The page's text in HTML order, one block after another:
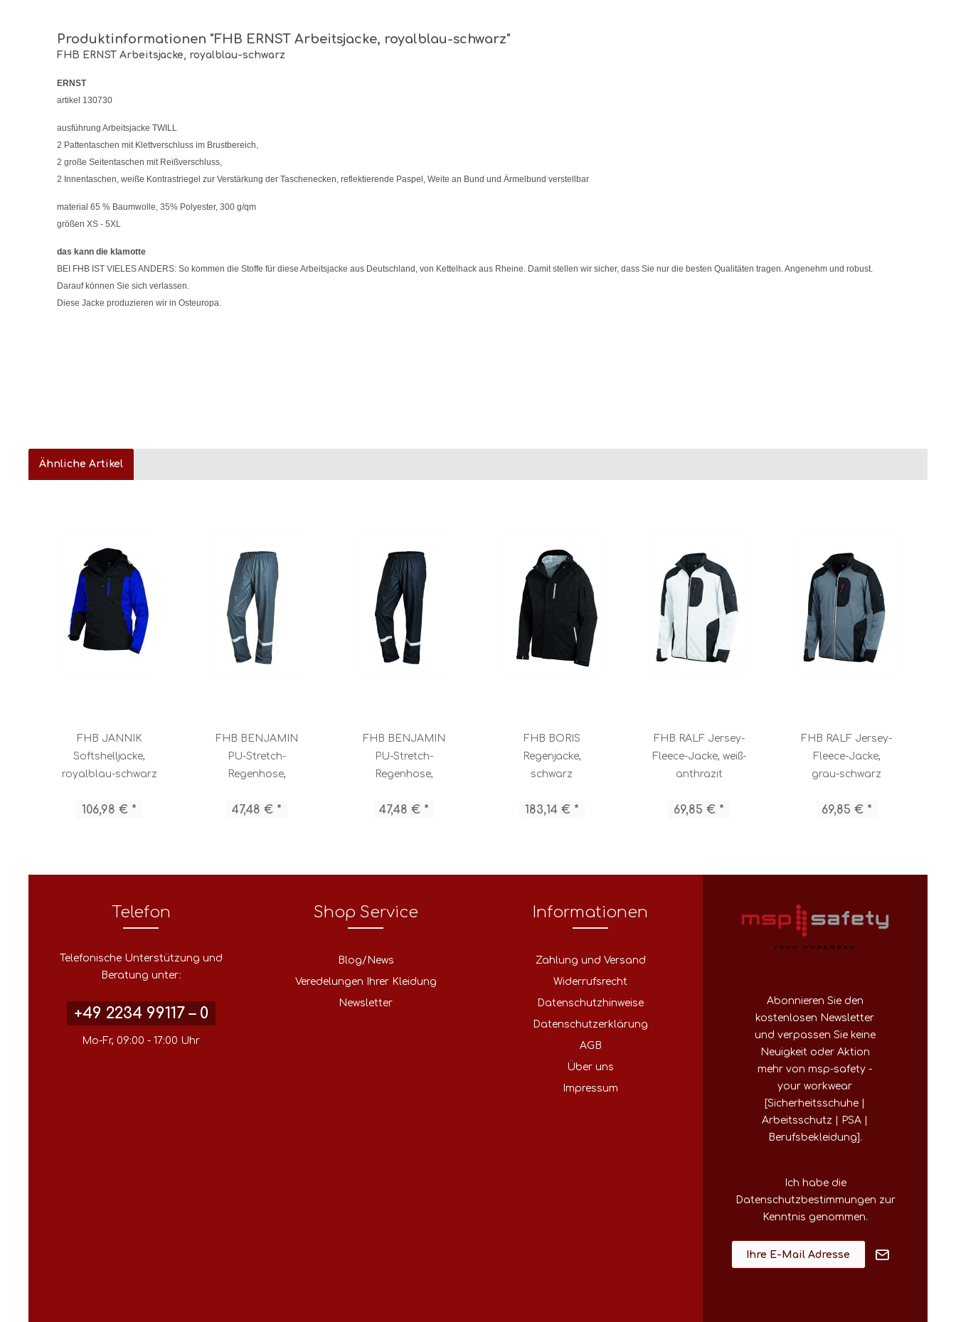
Produktinformationen "FHB ERNST Arbeitsjacke, royalblau-schwarz"
FHB ERNST Arbeitsjacke, royalblau-schwarz
ERNST
artikel 130730
ausführung Arbeitsjacke TWILL
2 Pattentaschen mit Klettverschluss im Brustbereich,
2 große Seitentaschen mit Reißverschluss,
2 Innentaschen, weiße Kontrastriegel zur Verstärkung der Taschenecken, reflektierende Paspel, Weite an Bund und Ärmelbund verstellbar
material 65 % Baumwolle, 35% Polyester, 300 g/qm
größen XS - 5XL
das kann die klamotte
BEI FHB IST VIELES ANDERS: So kommen die Stoffe für diese Arbeitsjacke aus Deutschland, von Kettelhack aus Rheine. Damit stellen wir sicher, dass Sie nur die besten Qualitäten tragen. Angenehm und robust.
Darauf können Sie sich verlassen.
Diese Jacke produzieren wir in Osteuropa.
Ähnliche Artikel
FHB JANNIK
Softshelljacke,
royalblau-schwarz
106,98 € *
FHB BENJAMIN
PU-Stretch-
Regenhose,
47,48 € *
FHB BENJAMIN
PU-Stretch-
Regenhose,
47,48 € *
FHB BORIS
Regenjacke,
schwarz
183,14 € *
FHB RALF Jersey-
Fleece-Jacke, weiß-
anthrazit
69,85 € *
FHB RALF Jersey-
Fleece-Jacke,
grau-schwarz
69,85 € *
Telefon
Telefonische Unterstützung und
Beratung unter:
+49 2234 99117 – 0
Mo-Fr, 09:00 - 17:00 Uhr
Shop Service
Blog/News
Veredelungen Ihrer Kleidung
Newsletter
Informationen
Zahlung und Versand
Widerrufsrecht
Datenschutzhinweise
Datenschutzerklärung
AGB
Über uns
Impressum
Abonnieren Sie den
kostenlosen Newsletter
und verpassen Sie keine
Neuigkeit oder Aktion
mehr von msp-safety -
your workwear
[Sicherheitsschuhe |
Arbeitsschutz | PSA |
Berufsbekleidung].
Ich habe die
Datenschutzbestimmungen zur
Kenntnis genommen.